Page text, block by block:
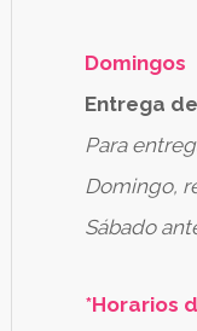
Domingos
Entrega
Para
Domingo,
Sábado
*Horarios